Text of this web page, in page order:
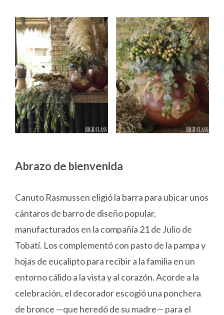
Abrazo de bienvenida
Canuto Rasmussen eligió la barra para ubicar unos
cántaros de barro de diseño popular,
manufacturados en la compañía 21 de Julio de
Tobatí. Los complementó con pasto de la pampa y
hojas de eucalipto para recibir a la familia en un
entorno cálido a la vista y al corazón. Acorde a la
celebración, el decorador escogió una ponchera
de bronce —que heredó de su madre— para el